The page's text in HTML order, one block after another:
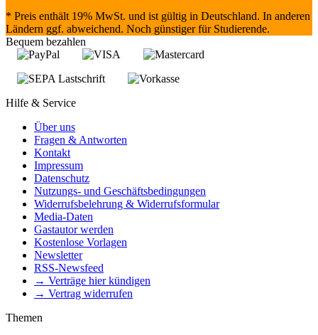
* Preis enthält 19% MwSt. und ist gültig in Deutschland. In anderen
Ländern ggf. abweichend. Noch günstiger für Studierende.
Bequem bezahlen
Hilfe & Service
Über uns
Fragen & Antworten
Kontakt
Impressum
Datenschutz
Nutzungs- und Geschäftsbedingungen
Widerrufsbelehrung & Widerrufsformular
Media-Daten
Gastautor werden
Kostenlose Vorlagen
Newsletter
RSS-Newsfeed
→ Verträge hier kündigen
→ Vertrag widerrufen
Themen